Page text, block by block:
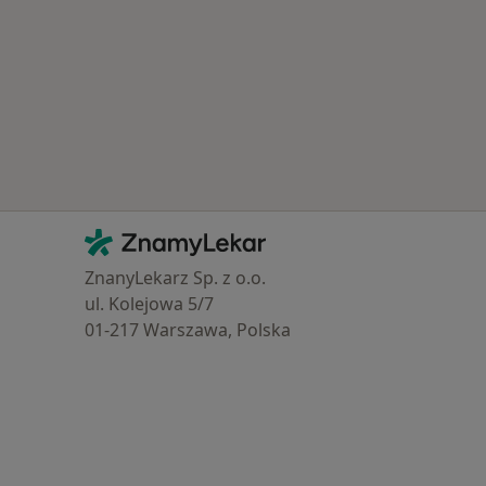
Kontakt
ZnamyLekar - Hlavní stránka
ZnanyLekarz Sp. z o.o.
ul. Kolejowa 5/7
01-217 Warszawa, Polska